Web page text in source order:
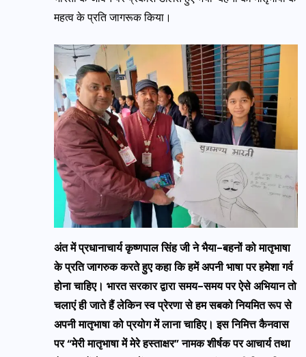
महत्व के प्रति जागरूक किया।
अंत में प्रधानाचार्य कृष्णपाल सिंह जी ने भैया-बहनों को मातृभाषा
के प्रति जागरुक करते हुए कहा कि हमें अपनी भाषा पर हमेशा गर्व
होना चाहिए। भारत सरकार द्वारा समय-समय पर ऐसे अभियान तो
चलाएं ही जाते हैं लेकिन स्व प्रेरणा से हम सबको नियमित रूप से
अपनी मातृभाषा को प्रयोग में लाना चाहिए। इस निमित्त कैनवास
पर “मेरी मातृभाषा में मेरे हस्ताक्षर” नामक शीर्षक पर आचार्य तथा